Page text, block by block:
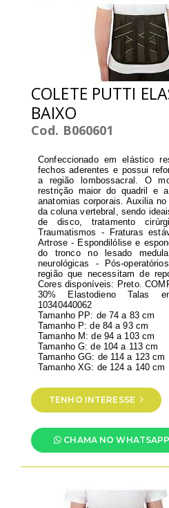
COLETE PUTTI
BAIXO
Cod. B060601
Confeccionado em elástico
fechos aderentes e possui
a região lombossacral. O
restrição maior do quadril e
anatomias corporais. Auxilia
da coluna vertebral, sendo
de disco, tratamento
Traumatismos - Fraturas
Artrose - Espondilólise e
do tronco no lesado
neurológicas - Pós-
região que necessitam de
Cores disponíveis: Preto.
30% Elastodieno Talas
10340440062
Tamanho PP: de 74 a 83 cm
Tamanho P: de 84 a 93 cm
Tamanho M: de 94 a 103 cm
Tamanho G: de 104 a 113 cm
Tamanho GG: de 114 a 123 cm
Tamanho XG: de 124 a 140 cm
TENHO INTERESSE
CHAMA NO WHATSAPP